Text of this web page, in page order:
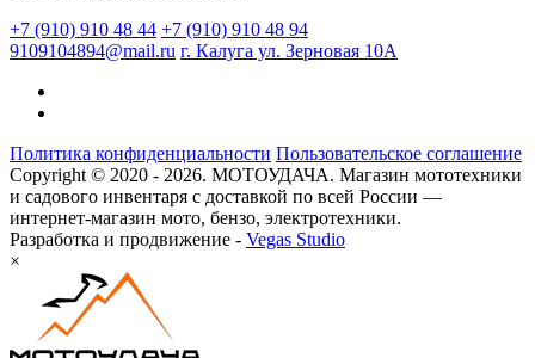
+7 (910) 910 48 44 +7 (910) 910 48 94
9109104894@mail.ru г. Калуга ул. Зерновая 10А
Политика конфиденциальности Пользовательское соглашение
Copyright © 2020 - 2026. МОТОУДАЧА. Магазин мототехники
и садового инвентаря с доставкой по всей России —
интернет-магазин мото, бензо, электротехники.
Разработка и продвижение - Vegas Studio
×